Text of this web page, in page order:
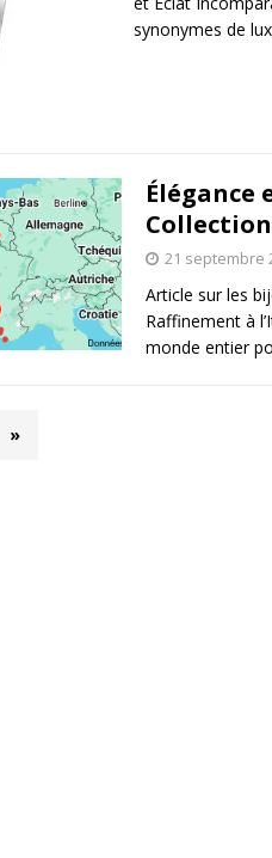
synonymes de
Élégance
21 septembre
Article sur les
Raffinement à
monde entier
»